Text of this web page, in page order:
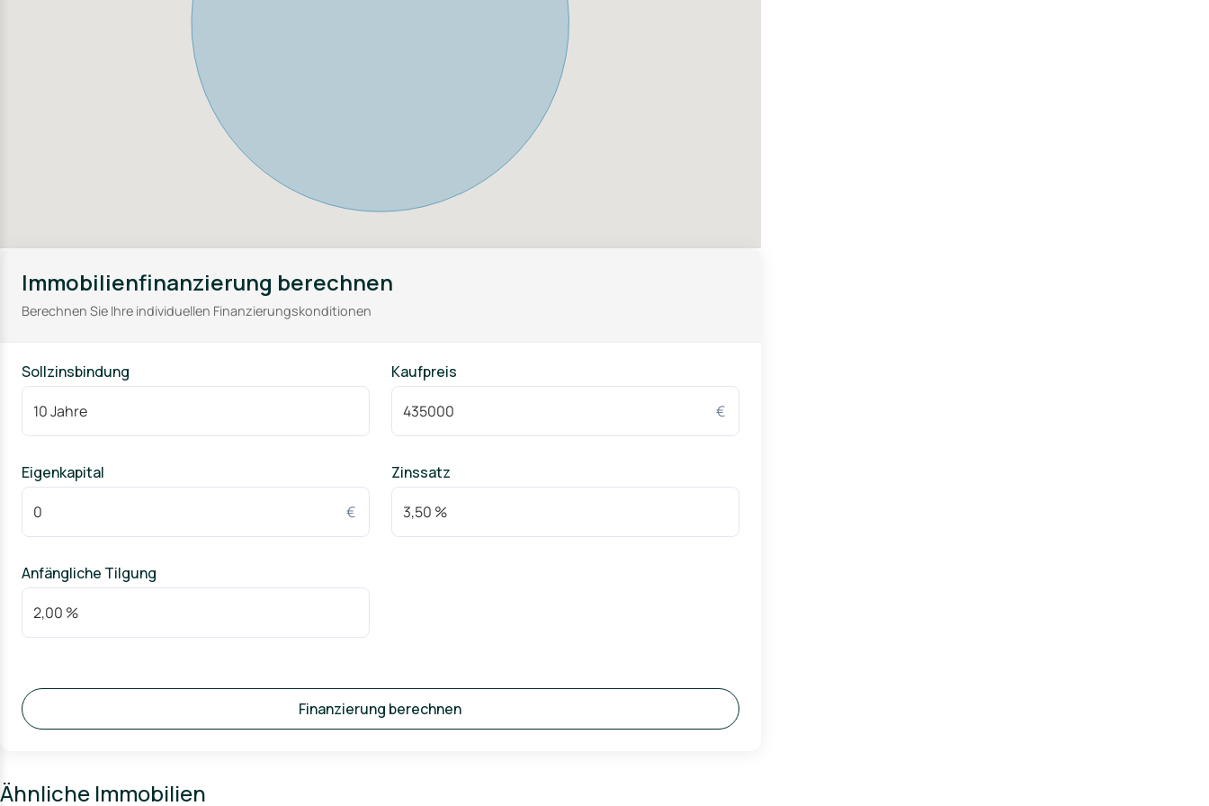
Immobilienfinanzierung berechnen
Berechnen Sie Ihre individuellen Finanzierungskonditionen
Sollzinsbindung
Kaufpreis
€
Eigenkapital
€
Zinssatz
Anfängliche Tilgung
Finanzierung berechnen
Ähnliche Immobilien